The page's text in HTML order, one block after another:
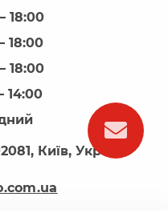
18:00
18:00
18:00
14:00
Київ, Україна